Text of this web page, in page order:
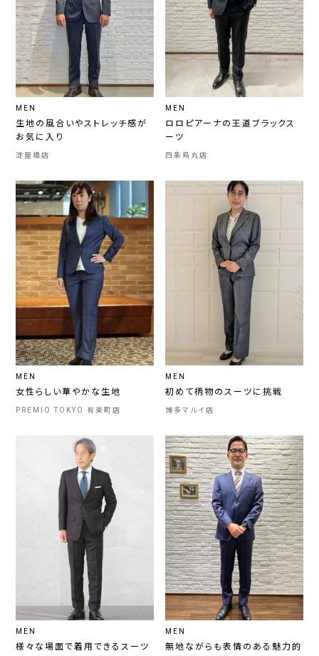
MEN
生地の風合いやストレッチ感が
お気に入り
淀屋橋店
MEN
ロロピアーナの王道ブラックス
ーツ
四条烏丸店
MEN
女性らしい華やかな生地
PREMIO TOKYO 有楽町店
MEN
初めて柄物のスーツに挑戦
博多マルイ店
MEN
様々な場面で着用できるスーツ
MEN
無地ながらも表情のある魅力的